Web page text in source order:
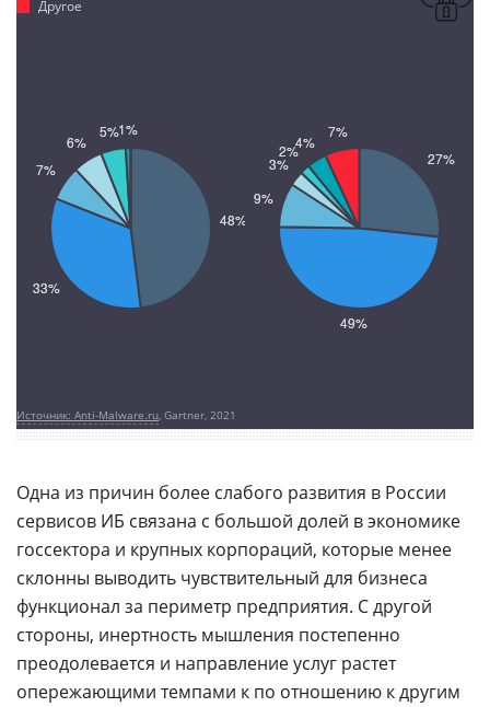
Другое
Источник: Anti-Malware.ru, Gartner, 2021
Одна из причин более слабого развития в России
сервисов ИБ связана с большой долей в экономике
госсектора и крупных корпораций, которые менее
склонны выводить чувствительный для бизнеса
функционал за периметр предприятия. С другой
стороны, инертность мышления постепенно
преодолевается и направление услуг растет
опережающими темпами к по отношению к другим